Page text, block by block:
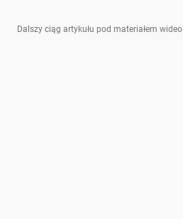
Dalszy ciąg artykułu pod materiałem wideo